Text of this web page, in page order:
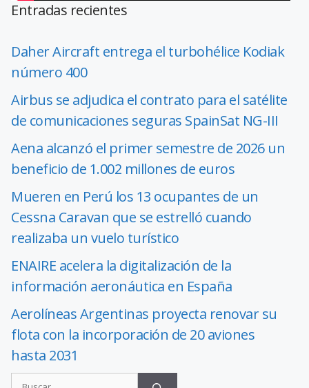
Entradas recientes
Daher Aircraft entrega el turbohélice Kodiak
número 400
Airbus se adjudica el contrato para el satélite
de comunicaciones seguras SpainSat NG-III
Aena alcanzó el primer semestre de 2026 un
beneficio de 1.002 millones de euros
Mueren en Perú los 13 ocupantes de un
Cessna Caravan que se estrelló cuando
realizaba un vuelo turístico
ENAIRE acelera la digitalización de la
información aeronáutica en España
Aerolíneas Argentinas proyecta renovar su
flota con la incorporación de 20 aviones
hasta 2031